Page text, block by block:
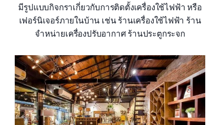
มีรูปแบบกิจกราเกี่ยวกับการติดตั้งเครื่องใช้ไฟฟ้า หรือ
เฟอร์นิเจอร์ภายในบ้าน เช่น ร้านเครื่องใช้ไฟฟ้า ร้าน
จำหน่ายเครื่องปรับอากาศ ร้านประตูกระจก